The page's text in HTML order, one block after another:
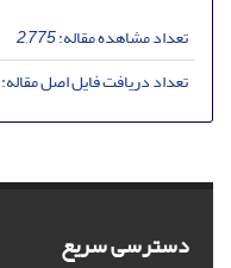
تعداد مشاهده مقاله:2,775
تعداد دریافت فایل اصل مقاله:
دسترسی سریع